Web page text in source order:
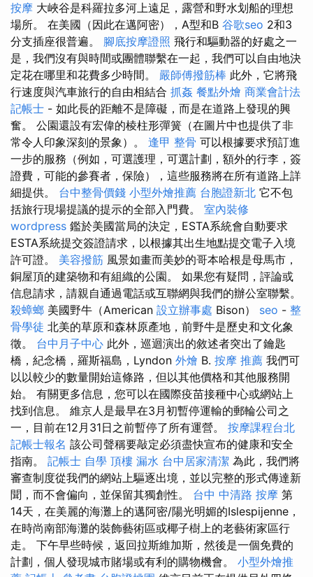
按摩 大峽谷是科羅拉多河上遠足，露營和野水划船的理想
場所。 在美國（因此在邁阿密），A型和B 谷歌seo 2和3
分支插座很普遍。 腳底按摩證照 飛行和驅動器的好處之一
是，我們沒有與時間或團體聯繫在一起，我們可以自由地決
定花在哪里和花費多少時間。 嚴師傅撥筋棒 此外，它將飛
行速度與汽車旅行的自由相結合 抓姦 餐點外燴 商業會計法
記帳士 - 如此長的距離不是障礙，而是在道路上發現的興
奮。 公園還設有宏偉的棱柱形彈簧（在圖片中也提供了非
常令人印象深刻的景象）。 逢甲 整骨 可以根據要求預訂進
一步的服務（例如，可選護理，可選計劃，額外的行李，簽
證費，可能的參賽者，保險），這些服務將在所有道路上詳
細提供。 台中整骨價錢 小型外燴推薦 台胞證新北 它不包
括旅行現場提議的提示的全部入門費。 室內裝修
wordpress 鑑於美國當局的決定，ESTA系統會自動要求
ESTA系統提交簽證請求，以根據其出生地點提交電子入境
許可證。 美容撥筋 風景如畫而美妙的哥本哈根是母馬市，
銅屋頂的建築物和有組織的公園。 如果您有疑問，評論或
信息請求，請親自通過電話或互聯網與我們的辦公室聯繫。
殺蟑螂 美國野牛（American 設立辦事處 Bison） seo - 整
骨學徒 北美的草原和森林原產地，前野牛是歷史和文化象
徵。 台中月子中心 此外，巡迴演出的敘述者突出了鑰匙
橋，紀念橋，羅斯福島，Lyndon 外燴 B. 按摩 推薦 我們可
以以較少的數量開始這條路，但以其他價格和其他服務開
始。 有關更多信息，您可以在國際疫苗接種中心或網站上
找到信息。 維京人是最早在3月初暫停運輸的郵輪公司之
一，目前在12月31日之前暫停了所有運營。 按摩課程台北
記帳士報名 該公司聲稱要敲定必須盡快宣布的健康和安全
指南。 記帳士 自學 頂樓 漏水 台中居家清潔 為此，我們將
審查制度從我們的網站上驅逐出境，並以完整的形式傳達新
聞，而不會偏向，並保留其獨創性。 台中 中清路 按摩 第
14天，在美麗的海灘上的邁阿密/陽光明媚的Islespijenne，
在時尚南部海灘的裝飾藝術區或椰子樹上的老藝術家區行
走。 下午早些時候，返回拉斯維加斯，然後是一個免費的
計劃，個人發現城市賭場或有利的購物機會。 小型外燴推